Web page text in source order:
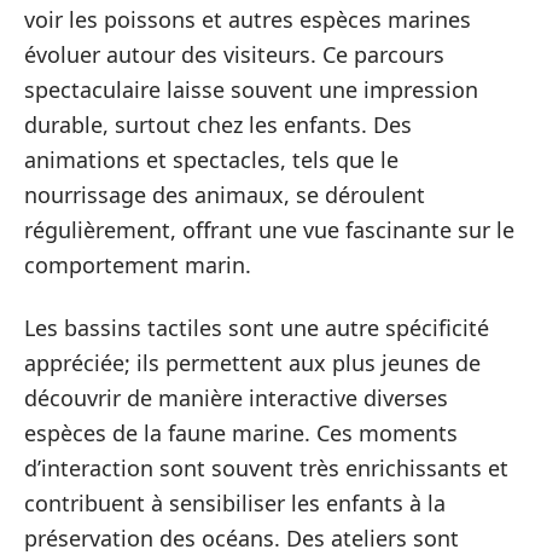
voir les poissons et autres espèces marines
évoluer autour des visiteurs. Ce parcours
spectaculaire laisse souvent une impression
durable, surtout chez les enfants. Des
animations et spectacles, tels que le
nourrissage des animaux, se déroulent
régulièrement, offrant une vue fascinante sur le
comportement marin.
Les bassins tactiles sont une autre spécificité
appréciée; ils permettent aux plus jeunes de
découvrir de manière interactive diverses
espèces de la faune marine. Ces moments
d’interaction sont souvent très enrichissants et
contribuent à sensibiliser les enfants à la
préservation des océans. Des ateliers sont